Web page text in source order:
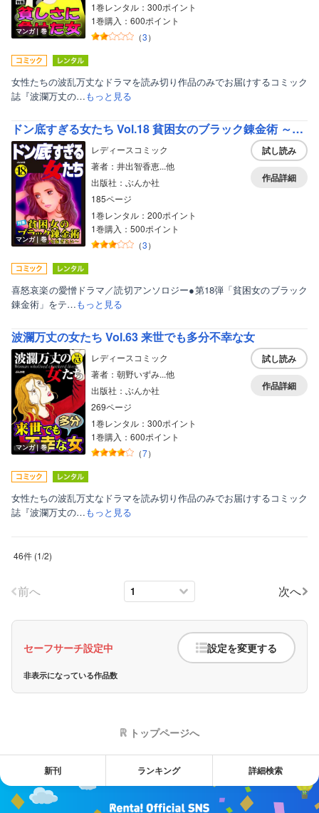
マンガ｜巻
1巻レンタル：300ポイント
1巻購入：600ポイント
（3）
女性たちの波乱万丈なドラマを読み切り作品のみでお届けするコミック
誌『波瀾万丈の…もっと見る
ドン底すぎる女たち Vol.18 貧困女のブラック錬金術 ～とにかくお金を稼ぎたい～
マンガ｜巻
レディースコミック
著者：井出智香恵...他
出版社：ぶんか社
185ページ
1巻レンタル：200ポイント
1巻購入：500ポイント
（3）
試し読み
作品詳細
喜怒哀楽の愛憎ドラマ／読切アンソロジー●第18弾「貧困女のブラック
錬金術」をテ…もっと見る
波瀾万丈の女たち Vol.63 来世でも多分不幸な女
マンガ｜巻
レディースコミック
著者：朝野いずみ...他
出版社：ぶんか社
269ページ
1巻レンタル：300ポイント
1巻購入：600ポイント
（7）
試し読み
作品詳細
女性たちの波乱万丈なドラマを読み切り作品のみでお届けするコミック
誌『波瀾万丈の…もっと見る
46件 (1/2)
前へ 次へ
セーフサーチ設定中 設定を変更する
非表示になっている作品数
トップページへ
新刊 ランキング 詳細検索